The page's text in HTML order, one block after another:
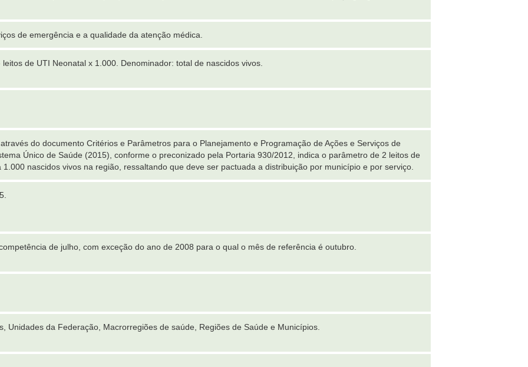
de emergência e a qualidade da atenção médica.
de UTI Neonatal x 1.000. Denominador: total de nascidos vivos.
do documento Critérios e Parâmetros para o Planejamento e Programação de Ações e Serviços de
Único de Saúde (2015), conforme o preconizado pela Portaria 930/2012, indica o parâmetro de 2 leitos de
nascidos vivos na região, ressaltando que deve ser pactuada a distribuição por município e por serviço.
de julho, com exceção do ano de 2008 para o qual o mês de referência é outubro.
Unidades da Federação, Macrorregiões de saúde, Regiões de Saúde e Municípios.